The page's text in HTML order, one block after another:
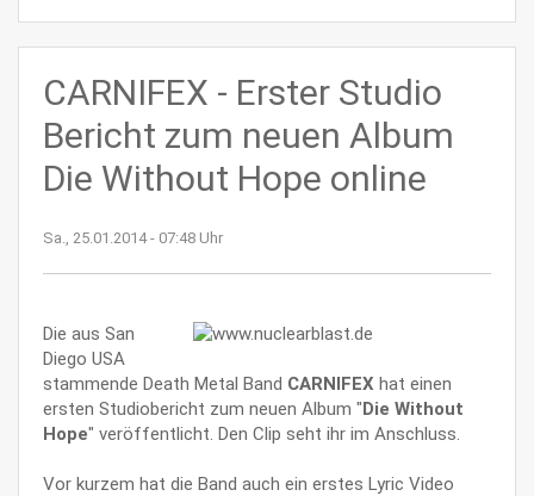
CARNIFEX - Erster Studio
Bericht zum neuen Album
Die Without Hope online
Sa., 25.01.2014 - 07:48 Uhr
Die aus San
Diego USA
stammende Death Metal Band CARNIFEX hat einen
ersten Studiobericht zum neuen Album "Die Without
Hope" veröffentlicht. Den Clip seht ihr im Anschluss.
Vor kurzem hat die Band auch ein erstes Lyric Video